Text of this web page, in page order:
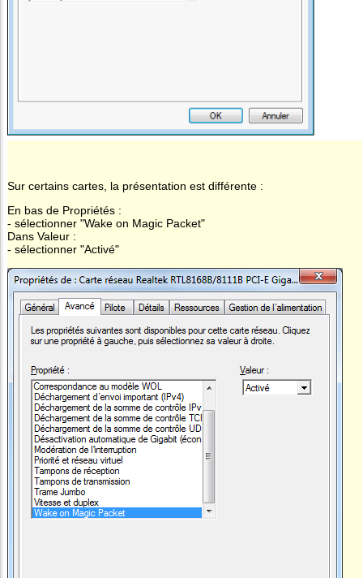
Sur certains cartes, la présentation est différente :
En bas de Propriétés :
- sélectionner "Wake on Magic Packet"
Dans Valeur :
- sélectionner "Activé"